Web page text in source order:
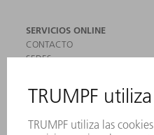
SERVICIOS ONLINE
CONTACTO
SEDES
REGISTRO PARA EL BOLETÍN
FICHAS TÉCNICAS DE
MÁQUINAS Y SISTEMAS